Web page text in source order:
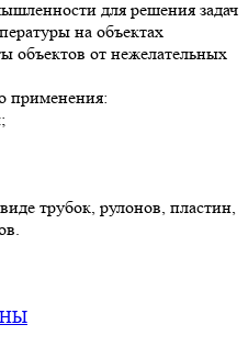
для решения задач
на объектах
объектов от нежелательных
применения:
трубок, рулонов, пластин,